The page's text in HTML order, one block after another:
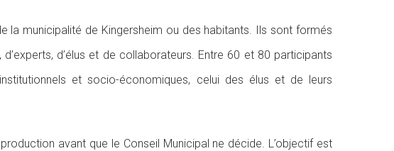
la municipalité de Kingersheim ou des habitants. Ils sont formés
d’élus et de collaborateurs. Entre 60 et 80 participants
et socio-économiques, celui des élus et de leurs
avant que le Conseil Municipal ne décide. L’objectif est